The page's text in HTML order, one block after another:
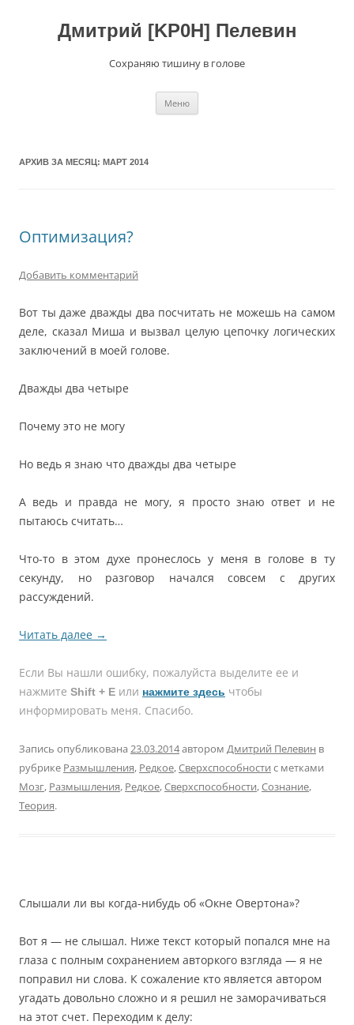
содержимомуДмитрий [KP0H] Пелевин
Сохраняю тишину в голове
Меню
АРХИВ ЗА МЕСЯЦ: МАРТ 2014
Оптимизация?
Добавить комментарий
Вот ты даже дважды два посчитать не можешь на самом
деле, сказал Миша и вызвал целую цепочку логических
заключений в моей голове.
Дважды два четыре
Почему это не могу
Но ведь я знаю что дважды два четыре
А ведь и правда не могу, я просто знаю ответ и не
пытаюсь считать…
Что-то в этом духе пронеслось у меня в голове в ту
секунду, но разговор начался совсем с других
рассуждений.
Читать далее →
Если Вы нашли ошибку, пожалуйcта выделите ее и
нажмите Shift + E или нажмите здесь чтобы
информировать меня. Спасибо.
Запись опубликована 23.03.2014автором Дмитрий Пелевин в
рубрике Размышления, Редкое,Сверхспособности с метками
Мозг, Размышления, Редкое,Сверхспособности,Сознание,
Теория.
Слышали ли вы когда-нибудь об «Окне Овертона»?
Вот я — не слышал. Ниже текст который попался мне на
глаза с полным сохранением авторкого взгляда — я не
поправил ни слова. К сожаление кто является автором
угадать довольно сложно и я решил не заморачиваться
на этот счет. Переходим к делу: